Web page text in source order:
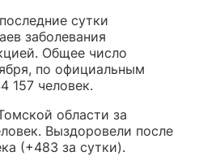
сутки
заболевания
Общее число
по официальным
157 человек.
области за
Выздоровели после
(+483 за сутки).